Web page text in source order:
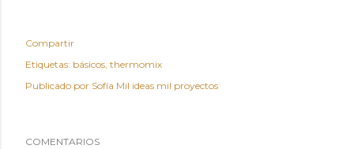
Compartir
Etiquetas: básicos thermomix
Publicado por Sofía Mil ideas mil proyectos
COMENTARIOS